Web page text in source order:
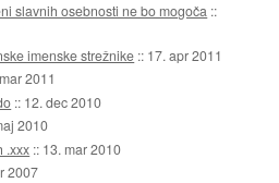
slavnih osebnosti ne bo mogoča ::
imenske strežnike :: 17. apr 2011
2011
:: 12. dec 2010
2010
.xxx :: 13. mar 2010
2007